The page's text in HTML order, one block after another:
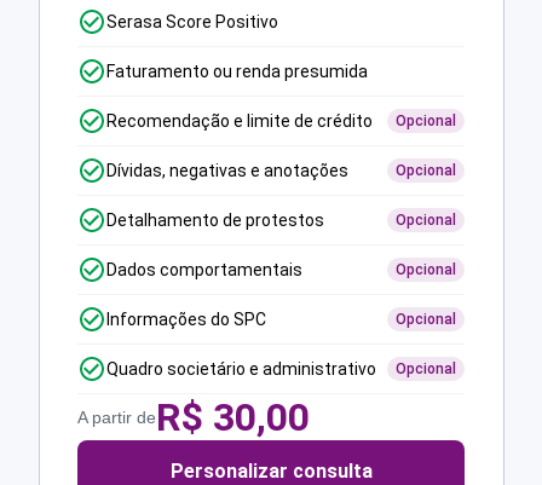
Serasa Score Positivo
Faturamento ou renda presumida
Recomendação e limite de crédito Opcional
Dívidas, negativas e anotações Opcional
Detalhamento de protestos Opcional
Dados comportamentais Opcional
Informações do SPC Opcional
Quadro societário e administrativo Opcional
A partir deR$ 30,00
Personalizar consulta